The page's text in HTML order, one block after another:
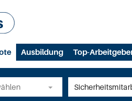
Ausbildung Top-